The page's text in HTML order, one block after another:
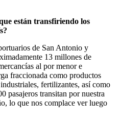
están transfiriendo los
de San Antonio y
13 millones de
al por menor e
fraccionada como productos
fertilizantes, así como
pasajeros transitan por nuestra
lo que nos complace ver luego